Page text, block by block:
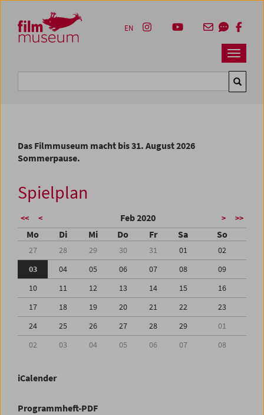
Zum Inhalt
Zum Hauptmenü
Zur Servicenavigation
Zum Suche
Navbar
EN
Das Filmmuseum macht bis 31. August 2026
Sommerpause.
Spielplan
<< < Feb 2020 > >>
Mo Di Mi Do Fr Sa So
27 28 29 30 31 01
02
03
04 05 06 07 08
09
10
11 12 13 14 15
16
17
18 19 20 21 22
23
24
25 26 27 28 29
01
02
03 04 05 06 07 08
iCalender
Programmheft-PDF